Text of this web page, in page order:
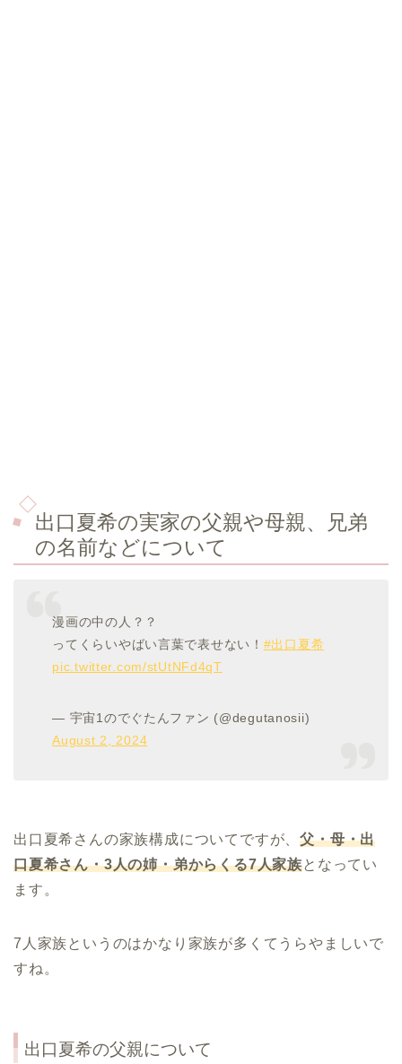
出口夏希の実家の父親や母親、兄弟
の名前などについて
漫画の中の人？？
ってくらいやばい言葉で表せない！ #出口夏希
pic.twitter.com/stUtNFd4qT
— 宇宙1のでぐたんファン (@degutanosii)
August 2, 2024
出口夏希さんの家族構成についてですが、父・母・出
口夏希さん・3人の姉・弟からくる7人家族となってい
ます。
7人家族というのはかなり家族が多くてうらやましいで
すね。
出口夏希の父親について